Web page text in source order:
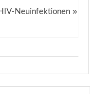
Neuinfektionen »